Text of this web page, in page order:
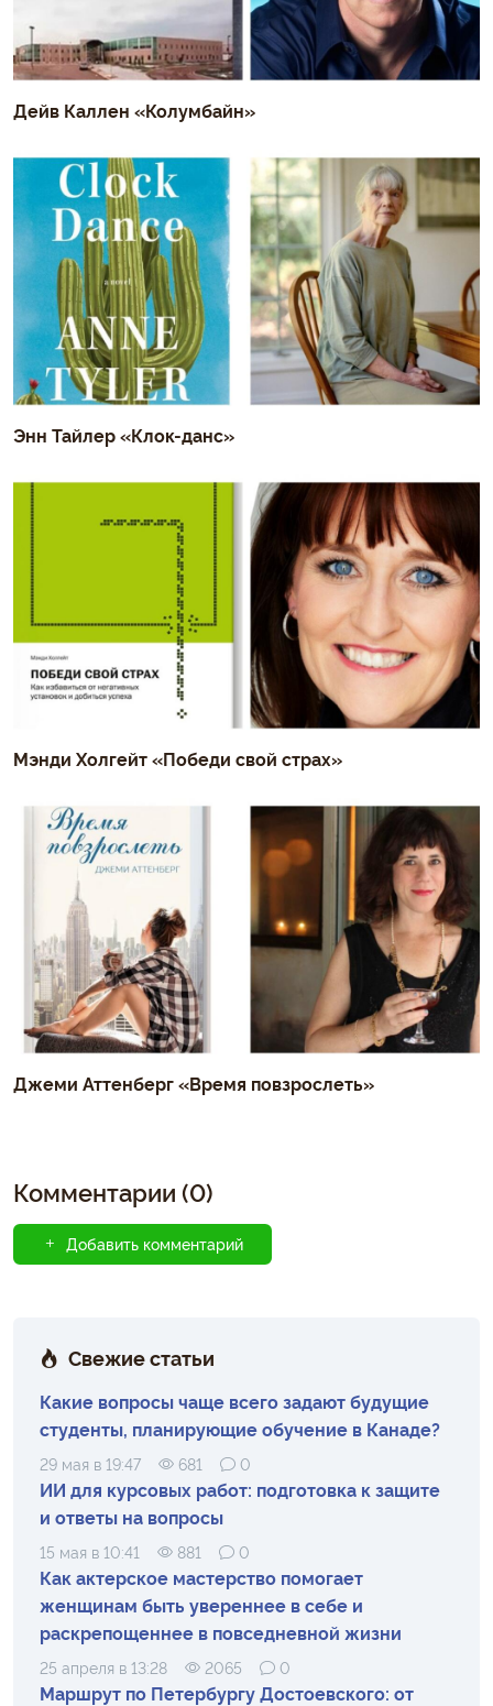
Дейв Каллен «Колумбайн»
Энн Тайлер «Клок-данс»
Мэнди Холгейт «Победи свой страх»
Джеми Аттенберг «Время повзрослеть»
Комментарии (0)
Добавить комментарий
Свежие статьи
Какие вопросы чаще всего задают будущие
студенты, планирующие обучение в Канаде?
29 мая в 19:47 681 0
ИИ для курсовых работ: подготовка к защите
и ответы на вопросы
15 мая в 10:41 881 0
Как актерское мастерство помогает
женщинам быть увереннее в себе и
раскрепощеннее в повседневной жизни
25 апреля в 13:28 2065 0
Маршрут по Петербургу Достоевского: от